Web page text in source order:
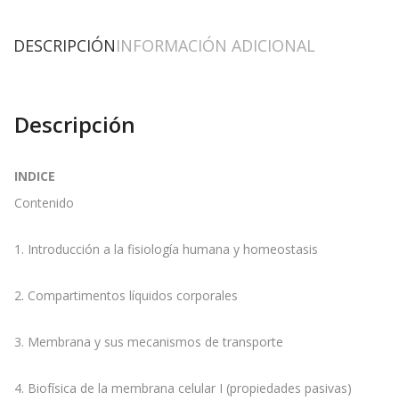
DESCRIPCIÓNINFORMACIÓN ADICIONAL
Descripción
INDICE
Contenido
1. Introducción a la fisiología humana y homeostasis
2. Compartimentos líquidos corporales
3. Membrana y sus mecanismos de transporte
4. Biofísica de la membrana celular I (propiedades pasivas)